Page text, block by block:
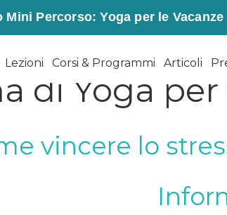
Mini Percorso: Yoga per le Vacanze
Lezioni Corsi & Programmi Articoli
di Yoga per
vincere lo